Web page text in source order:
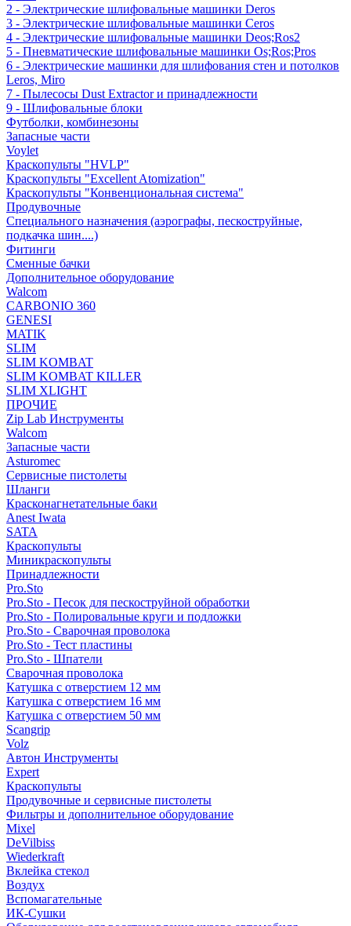
2 - Электрические шлифовальные машинки Deros
3 - Электрические шлифовальные машинки Ceros
4 - Электрические шлифовальные машинки Deos;Ros2
5 - Пневматические шлифовальные машинки Os;Ros;Pros
6 - Электрические машинки для шлифования стен и потолков
Leros, Miro
7 - Пылесосы Dust Extractor и принадлежности
9 - Шлифовальные блоки
Футболки, комбинезоны
Запасные части
Voylet
Краскопульты "HVLP"
Краскопульты "Excellent Atomization"
Краскопульты "Конвенциональная система"
Продувочные
Специального назначения (аэрографы, пескоструйные,
подкачка шин....)
Фитинги
Сменные бачки
Дополнительное оборудование
Walcom
CARBONIO 360
GENESI
MATIK
SLIM
SLIM KOMBAT
SLIM KOMBAT KILLER
SLIM XLIGHT
ПРОЧИЕ
Zip Lab Инструменты
Walсom
Запасные части
Asturomec
Сервисные пистолеты
Шланги
Красконагнетательные баки
Anest Iwata
SATA
Краскопульты
Миникраскопульты
Принадлежности
Pro.Sto
Pro.Sto - Песок для пескоструйной обработки
Pro.Sto - Полировальные круги и подложки
Pro.Sto - Сварочная проволока
Pro.Sto - Тест пластины
Pro.Sto - Шпатели
Сварочная проволока
Катушка с отверстием 12 мм
Катушка с отверстием 16 мм
Катушка с отверстием 50 мм
Scangrip
Volz
Автон Инструменты
Expert
Краскопульты
Продувочные и сервисные пистолеты
Фильтры и дополнительное оборудование
Mixel
DeVilbiss
Wiederkraft
Вклейка стекол
Воздух
Вспомагательные
ИК-Сушки